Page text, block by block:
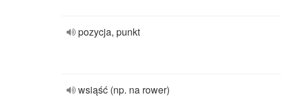
pozycja, punkt
wsiąść (np. na rower)